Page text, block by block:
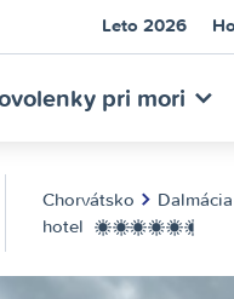
Leto 2026
pri mori
Chorvátsko
hotel
*****+